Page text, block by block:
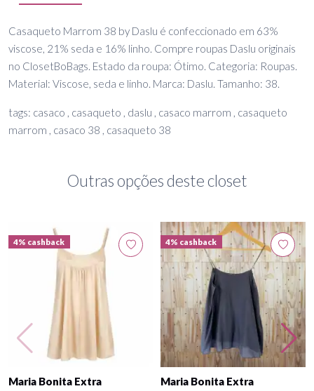
Casaqueto Marrom 38 by Daslu é confeccionado em 63%
viscose, 21% seda e 16% linho. Compre roupas Daslu originais
no ClosetBoBags. Estado da roupa: Ótimo. Categoria: Roupas.
Material: Viscose, seda e linho. Marca: Daslu. Tamanho: 38.
tags: casaco , casaqueto , daslu , casaco marrom , casaqueto
marrom , casaco 38 , casaqueto 38
Outras opções deste closet
4% cashback
Maria Bonita Extra
4% cashback
Maria Bonita Extra